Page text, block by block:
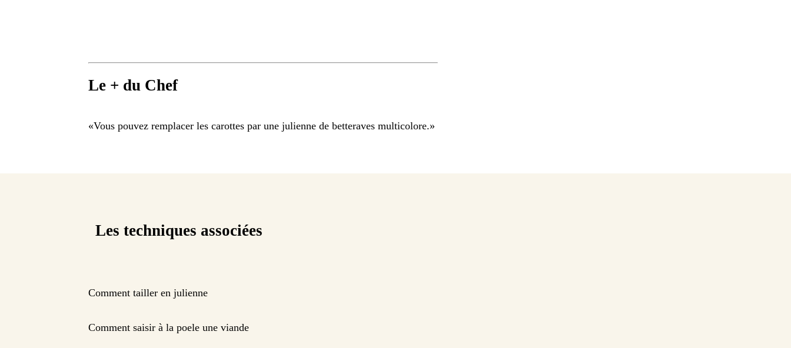
Le + du Chef
«Vous pouvez remplacer les carottes par une julienne de betteraves multicolore.»
Les techniques associées
Comment tailler en julienne
Comment saisir à la poele une viande